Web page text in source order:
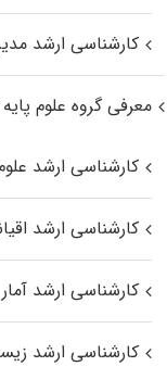
کارشناسی ارشد
معرفی گروه علوم
کارشناسی ارشد
کارشناسی ارشد
کارشناسی ارشد آمار
کارشناسی ارشد